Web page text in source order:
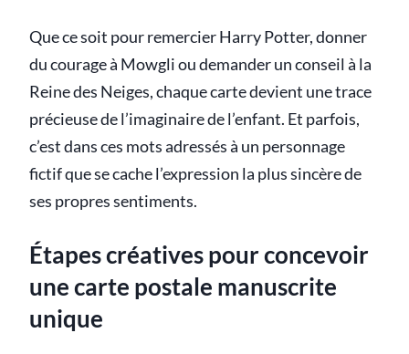
Que ce soit pour remercier Harry Potter, donner
du courage à Mowgli ou demander un conseil à la
Reine des Neiges, chaque carte devient une trace
précieuse de l’imaginaire de l’enfant. Et parfois,
c’est dans ces mots adressés à un personnage
fictif que se cache l’expression la plus sincère de
ses propres sentiments.
Étapes créatives pour concevoir
une carte postale manuscrite
unique